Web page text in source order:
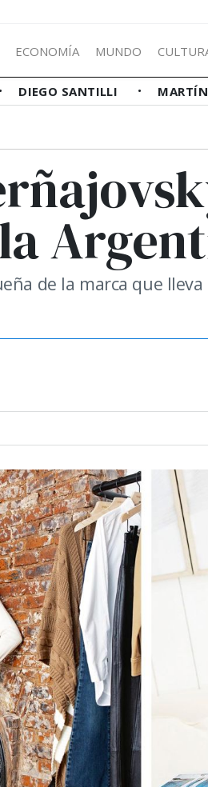
ECONOMÍA MUNDO
DIEGO SANTILLI
de la marca que